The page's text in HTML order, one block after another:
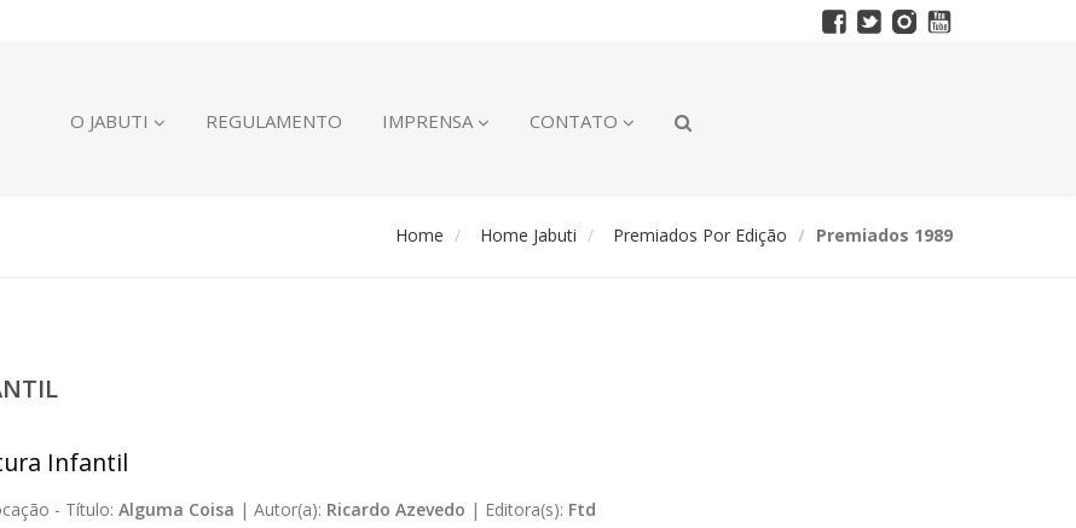
O JABUTI REGULAMENTO IMPRENSA CONTATO
Home Home Jabuti Premiados Por Edição Premiados 1989
Infantil
- Título: Alguma Coisa | Autor(a): Ricardo Azevedo | Editora(s): Ftd